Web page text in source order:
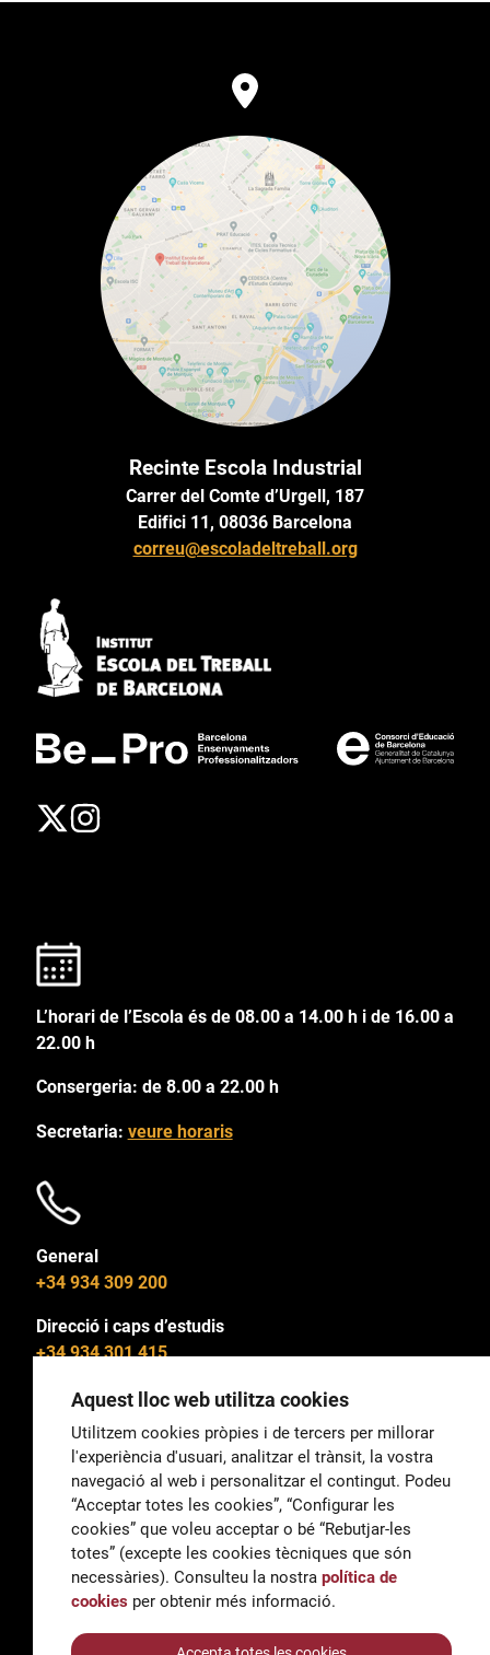
Recinte Escola Industrial
Carrer del Comte d’Urgell, 187
Edifici 11, 08036 Barcelona
correu@escoladeltreball.org
L’horari de l’Escola és de 08.00 a 14.00 h i de 16.00 a
22.00 h
Consergeria: de 8.00 a 22.00 h
Secretaria: veure horaris
General
+34 934 309 200
Direcció i caps d’estudis
+34 934 301 415
General
correu@escoladeltreball.org
Informació
informacio@escoladeltreball.org
Aquest lloc web utilitza cookies
Utilitzem cookies pròpies i de tercers per millorar
l'experiència d'usuari, analitzar el trànsit, la vostra
navegació al web i personalitzar el contingut. Podeu
“Acceptar totes les cookies”, “Configurar les
cookies” que voleu acceptar o bé “Rebutjar-les
totes” (excepte les cookies tècniques que són
necessàries). Consulteu la nostra política de
cookies per obtenir més informació.